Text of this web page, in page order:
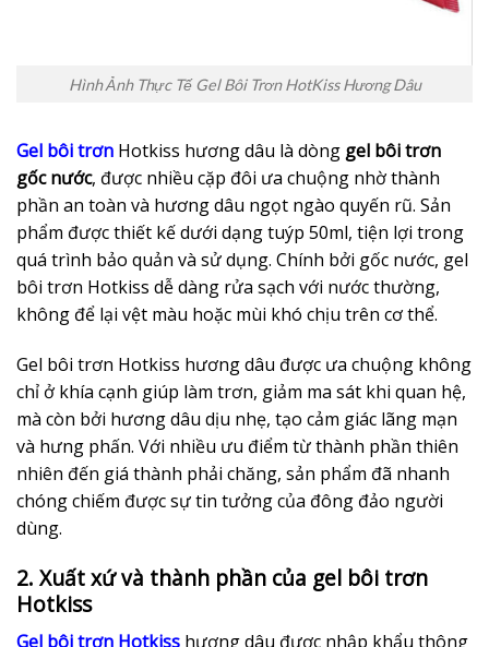
Hình Ảnh Thực Tế Gel Bôi Trơn HotKiss Hương Dâu
Gel bôi trơn Hotkiss hương dâu là dòng gel bôi trơn
gốc nước, được nhiều cặp đôi ưa chuộng nhờ thành
phần an toàn và hương dâu ngọt ngào quyến rũ. Sản
phẩm được thiết kế dưới dạng tuýp 50ml, tiện lợi trong
quá trình bảo quản và sử dụng. Chính bởi gốc nước, gel
bôi trơn Hotkiss dễ dàng rửa sạch với nước thường,
không để lại vệt màu hoặc mùi khó chịu trên cơ thể.
Gel bôi trơn Hotkiss hương dâu được ưa chuộng không
chỉ ở khía cạnh giúp làm trơn, giảm ma sát khi quan hệ,
mà còn bởi hương dâu dịu nhẹ, tạo cảm giác lãng mạn
và hưng phấn. Với nhiều ưu điểm từ thành phần thiên
nhiên đến giá thành phải chăng, sản phẩm đã nhanh
chóng chiếm được sự tin tưởng của đông đảo người
dùng.
2. Xuất xứ và thành phần của gel bôi trơn
Hotkiss
Gel bôi trơn Hotkiss hương dâu được nhập khẩu thông